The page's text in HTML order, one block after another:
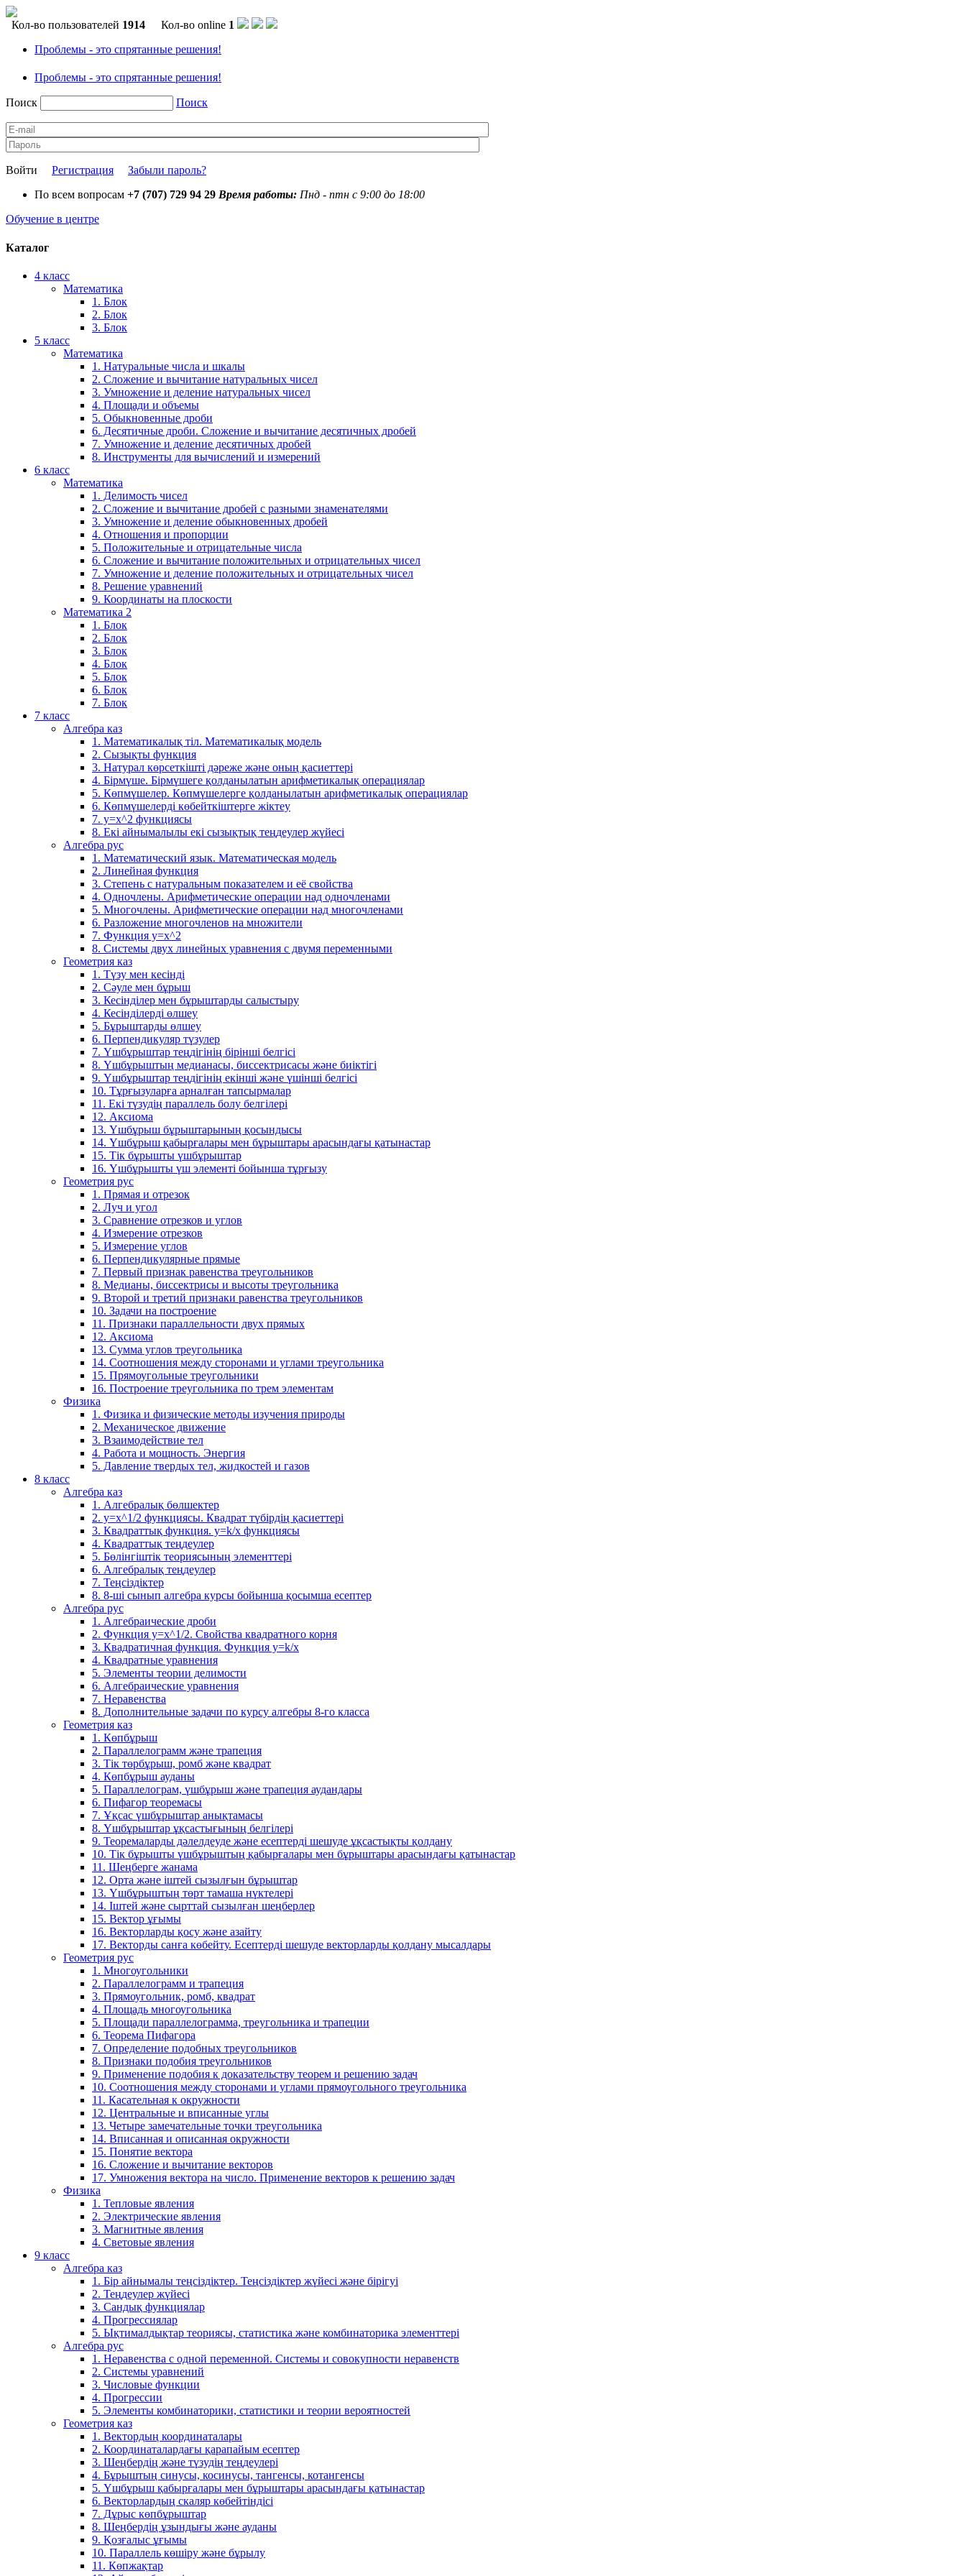
Кол-во пользователей 1914 Кол-во online 1
Проблемы - это спрятанные решения!
Проблемы - это спрятанные решения!
Поиск Поиск
Войти Регистрация
Забыли пароль?
По всем вопросам +7 (707) 729 94 29 Время работы: Пнд - птн с 9:00 до 18:00
Обучение в центре
Каталог
4 класс
Математика
1. Блок
2. Блок
3. Блок
5 класс
Математика
1. Натуральные числа и шкалы
2. Сложение и вычитание натуральных чисел
3. Умножение и деление натуральных чисел
4. Площади и объемы
5. Обыкновенные дроби
6. Десятичные дроби. Сложение и вычитание десятичных дробей
7. Умножение и деление десятичных дробей
8. Инструменты для вычислений и измерений
6 класс
Математика
1. Делимость чисел
2. Сложение и вычитание дробей с разными знаменателями
3. Умножение и деление обыкновенных дробей
4. Отношения и пропорции
5. Положительные и отрицательные числа
6. Сложение и вычитание положительных и отрицательных чисел
7. Умножение и деление положительных и отрицательных чисел
8. Решение уравнений
9. Координаты на плоскости
Математика 2
1. Блок
2. Блок
3. Блок
4. Блок
5. Блок
6. Блок
7. Блок
7 класс
Алгебра каз
1. Математикалық тіл. Математикалық модель
2. Сызықты функция
3. Натурал көрсеткішті дәреже және оның қасиеттері
4. Бірмүше. Бірмүшеге қолданылатын арифметикалық операциялар
5. Көпмүшелер. Көпмүшелерге қолданылатын арифметикалық операциялар
6. Көпмүшелерді көбейткіштерге жіктеу
7. у=х^2 функциясы
8. Екі айнымалылы екі сызықтық теңдеулер жүйесі
Алгебра рус
1. Математический язык. Математическая модель
2. Линейная функция
3. Степень с натуральным показателем и её свойства
4. Одночлены. Арифметические операции над одночленами
5. Многочлены. Арифметические операции над многочленами
6. Разложение многочленов на множители
7. Функция y=x^2
8. Системы двух линейных уравнения с двумя переменными
Геометрия каз
1. Түзу мен кесінді
2. Сәуле мен бұрыш
3. Кесінділер мен бұрыштарды салыстыру
4. Кесінділерді өлшеу
5. Бұрыштарды өлшеу
6. Перпендикуляр түзулер
7. Үшбұрыштар теңдігінің бірінші белгісі
8. Үшбұрыштың медианасы, биссектрисасы және биіктігі
9. Үшбұрыштар теңдігінің екінші және үшінші белгісі
10. Тұрғызуларға арналған тапсырмалар
11. Екі түзудің параллель болу белгілері
12. Аксиома
13. Үшбұрыш бұрыштарының қосындысы
14. Үшбұрыш қабырғалары мен бұрыштары арасындағы қатынастар
15. Тік бұрышты үшбұрыштар
16. Үшбұрышты үш элементі бойынша тұрғызу
Геометрия рус
1. Прямая и отрезок
2. Луч и угол
3. Сравнение отрезков и углов
4. Измерение отрезков
5. Измерение углов
6. Перпендикулярные прямые
7. Первый признак равенства треугольников
8. Медианы, биссектрисы и высоты треугольника
9. Второй и третий признаки равенства треугольников
10. Задачи на построение
11. Признаки параллельности двух прямых
12. Аксиома
13. Сумма углов треугольника
14. Соотношения между сторонами и углами треугольника
15. Прямоугольные треугольники
16. Построение треугольника по трем элементам
Физика
1. Физика и физические методы изучения природы
2. Механическое движение
3. Взаимодействие тел
4. Работа и мощность. Энергия
5. Давление твердых тел, жидкостей и газов
8 класс
Алгебра каз
1. Алгебралық бөлшектер
2. у=х^1/2 функциясы. Квадрат түбірдің қасиеттері
3. Квадраттық функция. у=k/x функциясы
4. Квадраттық теңдеулер
5. Бөлінгіштік теориясының элементтері
6. Алгебралық теңдеулер
7. Теңсіздіктер
8. 8-ші сынып алгебра курсы бойынша қосымша есептер
Алгебра рус
1. Алгебраические дроби
2. Функция y=x^1/2. Свойства квадратного корня
3. Квадратичная функция. Функция у=k/x
4. Квадратные уравнения
5. Элементы теории делимости
6. Алгебраические уравнения
7. Неравенства
8. Дополнительные задачи по курсу алгебры 8-го класса
Геометрия каз
1. Көпбұрыш
2. Параллелограмм және трапеция
3. Тік төрбұрыш, ромб және квадрат
4. Көпбұрыш ауданы
5. Параллелограм, үшбұрыш және трапеция аудандары
6. Пифагор теоремасы
7. Ұқсас үшбұрыштар анықтамасы
8. Үшбұрыштар ұқсастығының белгілері
9. Теоремаларды дәлелдеуде және есептерді шешуде ұқсастықты қолдану
10. Тік бұрышты үшбұрыштың қабырғалары мен бұрыштары арасындағы қатынастар
11. Шеңберге жанама
12. Орта және іштей сызылғын бұрыштар
13. Үшбұрыштың төрт тамаша нүктелері
14. Іштей және сырттай сызылған шеңберлер
15. Вектор ұғымы
16. Векторларды қосу және азайту
17. Векторды санға көбейту. Есептерді шешуде векторларды қолдану мысалдары
Геометрия рус
1. Многоугольники
2. Параллелограмм и трапеция
3. Прямоугольник, ромб, квадрат
4. Площадь многоугольника
5. Площади параллелограмма, треугольника и трапеции
6. Теорема Пифагора
7. Определение подобных треугольников
8. Признаки подобия треугольников
9. Применение подобия к доказательству теорем и решению задач
10. Соотношения между сторонами и углами прямоугольного треугольника
11. Касательная к окружности
12. Центральные и вписанные углы
13. Четыре замечательные точки треугольника
14. Вписанная и описанная окружности
15. Понятие вектора
16. Сложение и вычитание векторов
17. Умножения вектора на число. Применение векторов к решению задач
Физика
1. Тепловые явления
2. Электрические явления
3. Магнитные явления
4. Световые явления
9 класс
Алгебра каз
1. Бір айнымалы теңсіздіктер. Теңсіздіктер жүйесі және бірігуі
2. Теңдеулер жүйесі
3. Сандық функциялар
4. Прогрессиялар
5. Ықтималдықтар теориясы, статистика және комбинаторика элементтері
Алгебра рус
1. Неравенства с одной переменной. Системы и совокупности неравенств
2. Системы уравнений
3. Числовые функции
4. Прогрессии
5. Элементы комбинаторики, статистики и теории вероятностей
Геометрия каз
1. Вектордың координаталары
2. Координаталардағы қарапайым есептер
3. Шеңбердің және түзудің теңдеулері
4. Бұрыштың синусы, косинусы, тангенсы, котангенсы
5. Үшбұрыш қабырғалары мен бұрыштары арасындағы қатынастар
6. Векторлардың скаляр көбейтіндісі
7. Дұрыс көпбұрыштар
8. Шеңбердің ұзындығы және ауданы
9. Қозғалыс ұғымы
10. Параллель көшіру және бұрылу
11. Көпжақтар